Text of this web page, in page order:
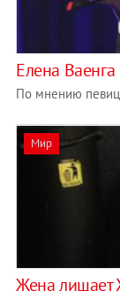
Елена
По мнению
Мир
Жена лишает